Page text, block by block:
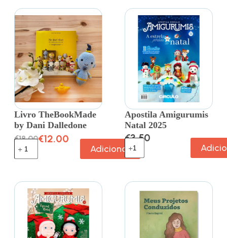
Livro TheBookMade
by Dani Dalledone
€18.00€12.00
Adicionar
Apostila Amigurumis
Natal 2025
€3.50